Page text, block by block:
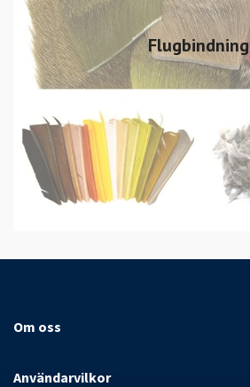
Flugbindning
Om oss
Användarvilkor